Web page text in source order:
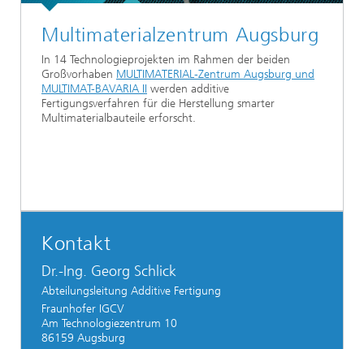
Multimaterialzentrum Augsburg
In 14 Technologieprojekten im Rahmen der beiden
Großvorhaben MULTIMATERIAL-Zentrum Augsburg und
MULTIMAT-BAVARIA II werden additive
Fertigungsverfahren für die Herstellung smarter
Multimaterialbauteile erforscht.
Kontakt
Dr.-Ing. Georg Schlick
Abteilungsleitung Additive Fertigung
Fraunhofer IGCV
Am Technologiezentrum 10
86159 Augsburg